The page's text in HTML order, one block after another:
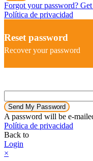
Forgot your password?
Política de privacidad
Reset password
Recover your password
Send My Password
A password will be e-
Política de privacidad
Back to
Login
×